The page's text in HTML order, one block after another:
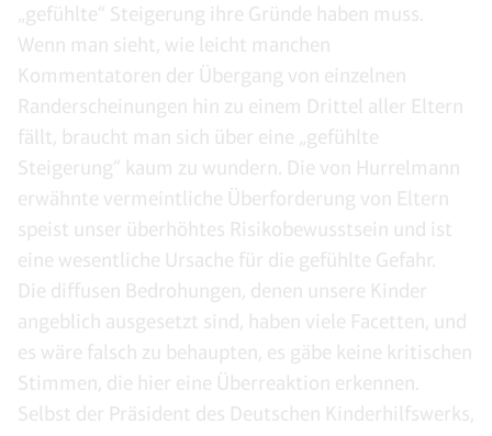
„gefühlte“ Steigerung ihre Gründe haben muss.
Wenn man sieht, wie leicht manchen
Kommentatoren der Übergang von einzelnen
Randerscheinungen hin zu einem Drittel aller Eltern
fällt, braucht man sich über eine „gefühlte
Steigerung“ kaum zu wundern. Die von Hurrelmann
erwähnte vermeintliche Überforderung von Eltern
speist unser überhöhtes Risikobewusstsein und ist
eine wesentliche Ursache für die gefühlte Gefahr.
Die diffusen Bedrohungen, denen unsere Kinder
angeblich ausgesetzt sind, haben viele Facetten, und
es wäre falsch zu behaupten, es gäbe keine kritischen
Stimmen, die hier eine Überreaktion erkennen.
Selbst der Präsident des Deutschen Kinderhilfswerks,